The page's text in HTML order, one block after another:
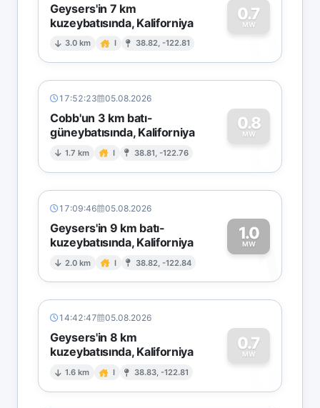
Geysers'in 7 km
kuzeybatısında, Kaliforniya
3.0 km I 38.82, -122.81
0.7
MW
0
17:52:23 05.08.2026
Cobb'un 3 km batı-
güneybatısında, Kaliforniya
1.7 km I 38.81, -122.76
0.8
MW
0
17:09:46 05.08.2026
Geysers'in 9 km batı-
kuzeybatısında, Kaliforniya
2.0 km I 38.82, -122.84
1.0
MW1
14:42:47 05.08.2026
Geysers'in 8 km
kuzeybatısında, Kaliforniya
1.6 km I 38.83, -122.81
0.7
MW
0